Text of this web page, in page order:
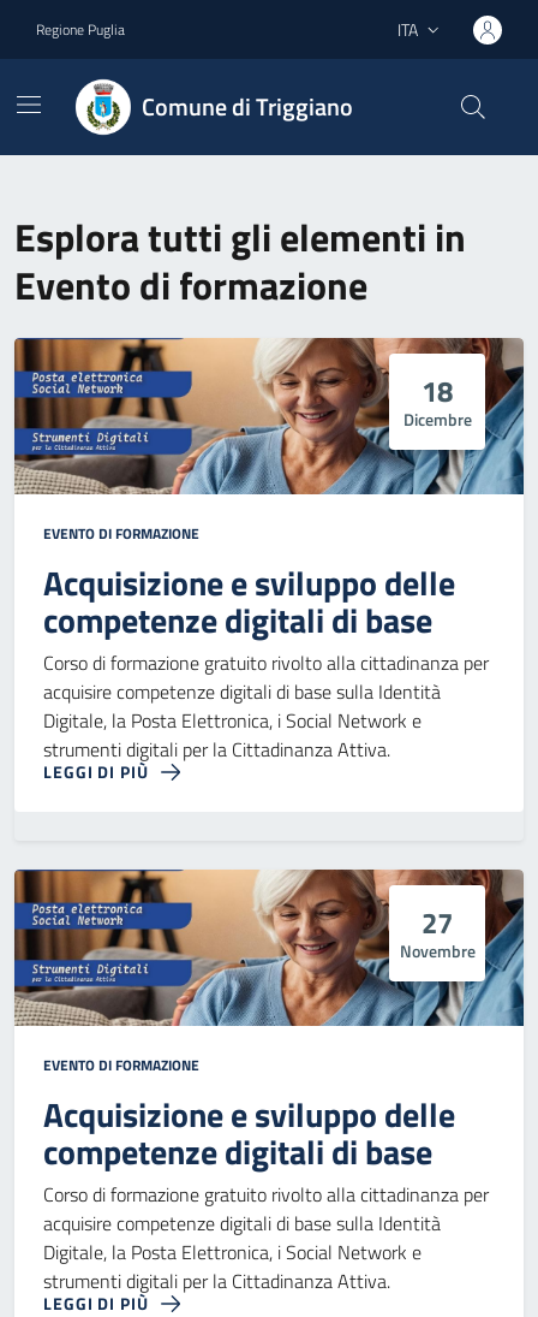
Regione Puglia Lingua attiva:
ITA
Comune di Triggiano
Esplora tutti gli elementi in
Evento di formazione
18
Dicembre
EVENTO DI FORMAZIONE
Acquisizione e sviluppo delle
competenze digitali di base
Corso di formazione gratuito rivolto alla cittadinanza per
acquisire competenze digitali di base sulla Identità
Digitale, la Posta Elettronica, i Social Network e
strumenti digitali per la Cittadinanza Attiva.
LEGGI DI PIÙ
27
Novembre
EVENTO DI FORMAZIONE
Acquisizione e sviluppo delle
competenze digitali di base
Corso di formazione gratuito rivolto alla cittadinanza per
acquisire competenze digitali di base sulla Identità
Digitale, la Posta Elettronica, i Social Network e
strumenti digitali per la Cittadinanza Attiva.
LEGGI DI PIÙ